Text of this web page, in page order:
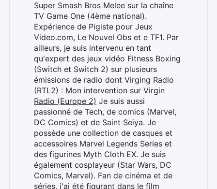
Super Smash Bros Melee sur la chaîne
TV Game One (4ème national).
Expérience de Pigiste pour Jeux
Video.com, Le Nouvel Obs et e TF1. Par
ailleurs, je suis intervenu en tant
qu'expert des jeux vidéo Fitness Boxing
(Switch et Switch 2) sur plusieurs
émissions de radio dont Virging Radio
(RTL2) : Mon intervention sur Virgin
Radio (Europe 2) Je suis aussi
passionné de Tech, de comics (Marvel,
DC Comics) et de Saint Seiya. Je
possède une collection de casques et
accessoires Marvel Legends Series et
des figurines Myth Cloth EX. Je suis
également cosplayeur (Star Wars, DC
Comics, Marvel). Fan de cinéma et de
séries, j'ai été figurant dans le film